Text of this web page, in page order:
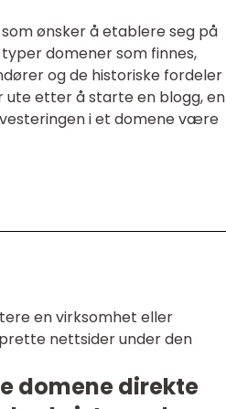
ønsker å etablere seg på
domener som finnes,
og de historiske fordeler
ute etter å starte en blogg, en
i et domene være
en virksomhet eller
nettsider under den
domene direkte